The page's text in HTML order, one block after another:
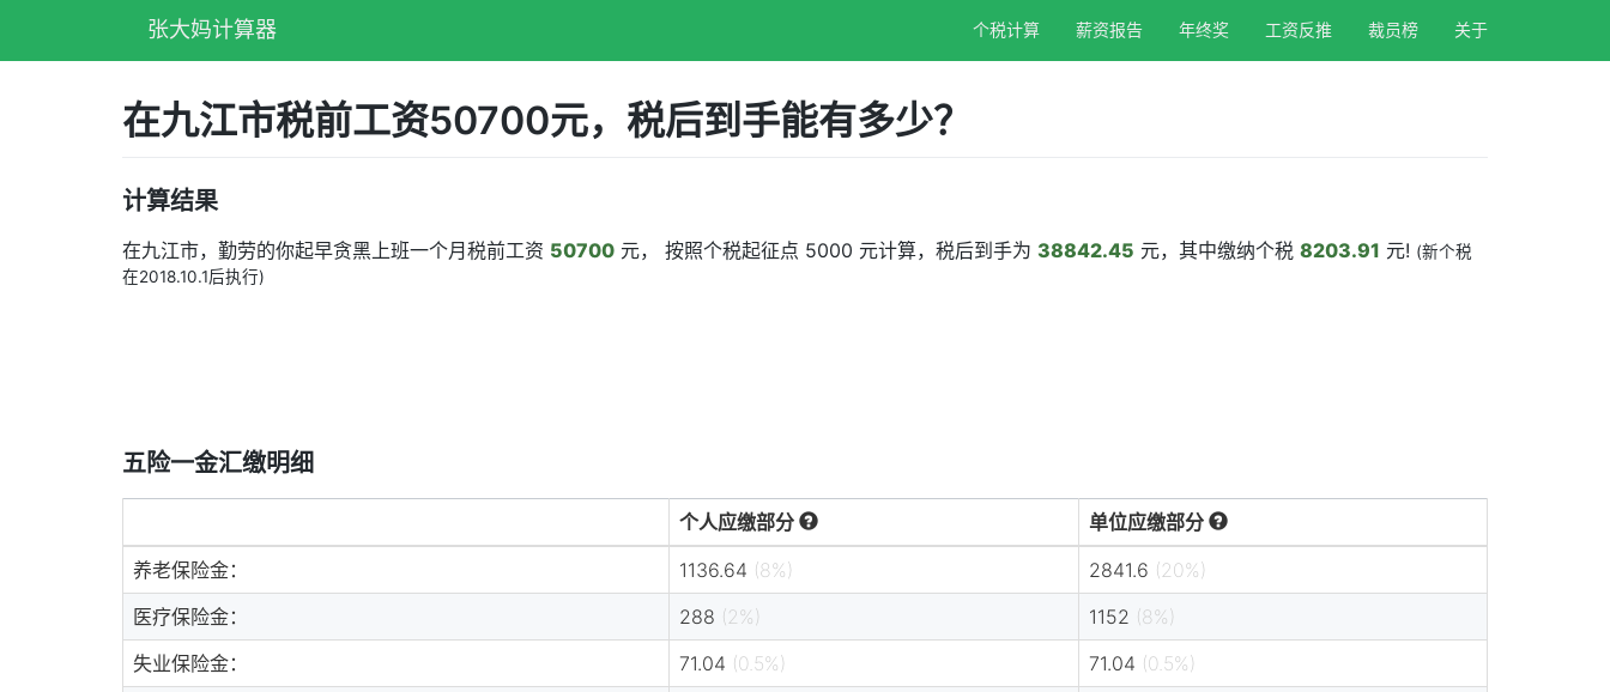
张大妈计算器 个税计算 薪资报告 年终奖 工资反推 裁员榜 关于
在九江市税前工资50700元，税后到手能有多少？
计算结果
在九江市，勤劳的你起早贪黑上班一个月税前工资 50700 元， 按照个税起征点 5000 元计算，税后到手为 38842.45 元，其中缴纳个税 8203.91 元! (新个税
在2018.10.1后执行)
五险一金汇缴明细
个人应缴部分
单位应缴部分
养老保险金：
1136.64 (8%) 2841.6 (20%)
医疗保险金：
288 (2%) 1152 (8%)
失业保险金：
71.04 (0.5%) 71.04 (0.5%)